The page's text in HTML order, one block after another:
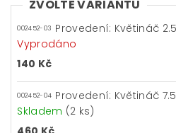
ZVOLTE VARIANTU
002452-03 Provedení: Květináč
Vyprodáno
140 Kč
002452-04 Provedení: Květináč
Skladem (2 ks)